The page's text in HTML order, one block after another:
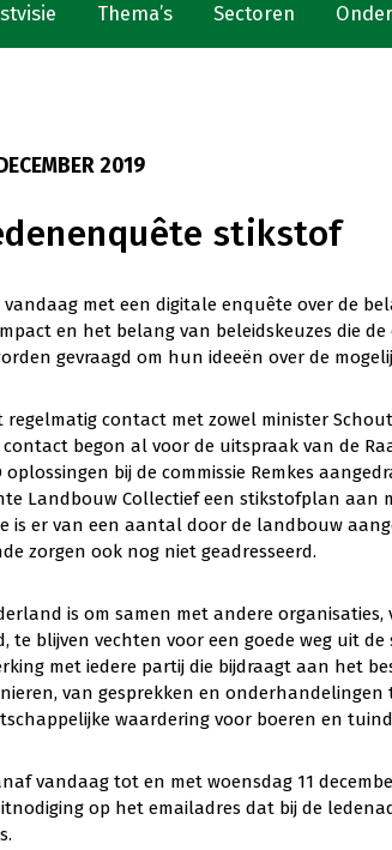
Thema’s Sectoren
2019
stikstof
vandaag met een digitale enquête over de
en het belang van beleidskeuzes die
gevraagd om hun ideeën over de
regelmatig contact met zowel minister
begon al voor de uitspraak van de
oplossingen bij de commissie Remkes
Landbouw Collectief een stikstofplan aan
is er van een aantal door de landbouw
zorgen ook nog niet geadresseerd.
is om samen met andere
te blijven vechten voor een goede weg uit
met iedere partij die bijdraagt aan het
van gesprekken en
waardering voor boeren en
vandaag tot en met woensdag 11
op het emailadres dat bij de